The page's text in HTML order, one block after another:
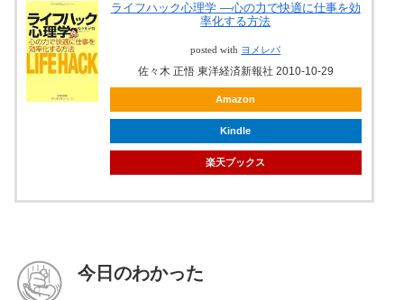
ライフハック心理学 ―心の力で快適に仕事を効
率化する方法
posted with ヨメレバ
佐々木 正悟 東洋経済新報社 2010-10-29
Amazon
Kindle
楽天ブックス
今日のわかった